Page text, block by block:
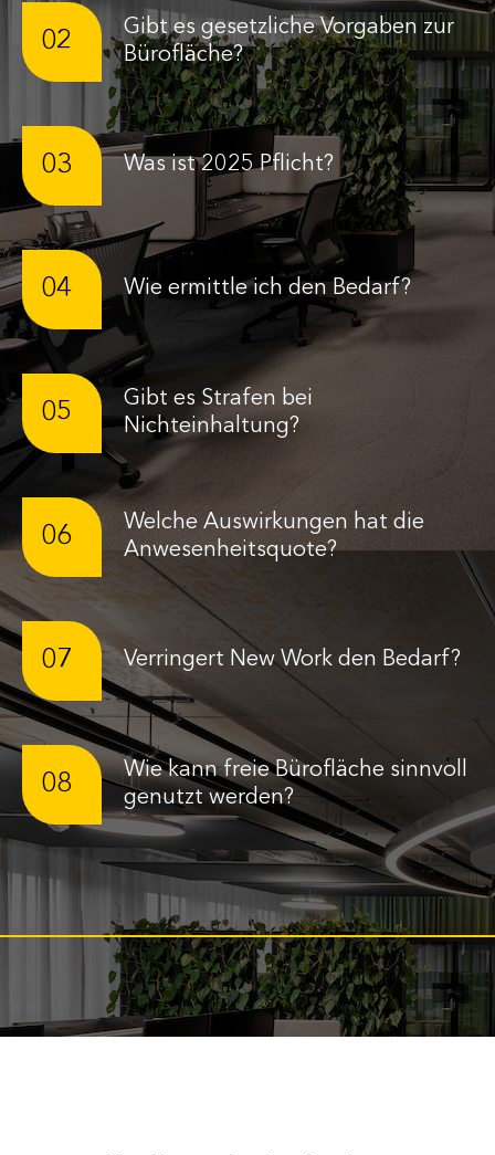
02
Gibt es gesetzliche Vorgaben zur
Bürofläche?
03 Was ist 2025 Pflicht?
04 Wie ermittle ich den Bedarf?
05
Gibt es Strafen bei
Nichteinhaltung?
06
Welche Auswirkungen hat die
Anwesenheitsquote?
07 Verringert New Work den Bedarf?
08
Wie kann freie Bürofläche sinnvoll
genutzt werden?